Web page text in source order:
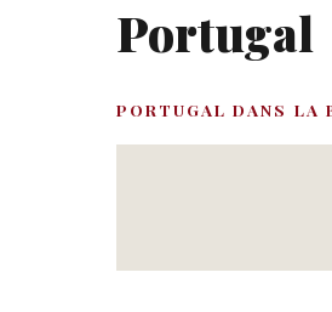
Portugal
PORTUGAL DANS LA